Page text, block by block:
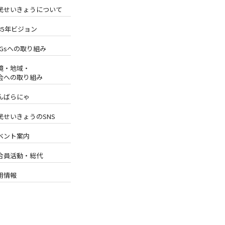
せいきょうについて
年ビジョン
への取り組み
・地域・
への取り組み
ばらにゃ
せいきょうのSNS
ント案内
員活動・総代
情報